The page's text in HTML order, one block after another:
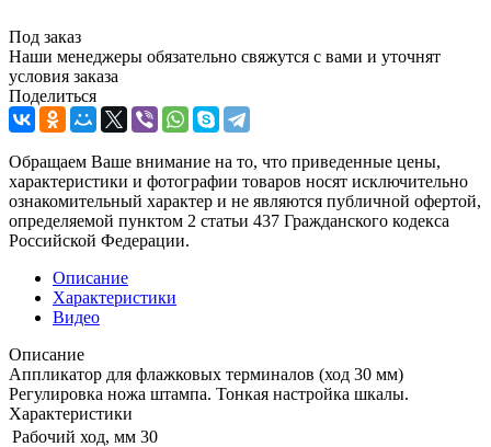
Под заказ
Наши менеджеры обязательно свяжутся с вами и уточнят
условия заказа
Поделиться
Обращаем Ваше внимание на то, что приведенные цены,
характеристики и фотографии товаров носят исключительно
ознакомительный характер и не являются публичной офертой,
определяемой пунктом 2 статьи 437 Гражданского кодекса
Российской Федерации.
Описание
Характеристики
Видео
Описание
Аппликатор для флажковых терминалов (ход 30 мм)
Регулировка ножа штампа. Тонкая настройка шкалы.
Характеристики
Рабочий ход, мм 30